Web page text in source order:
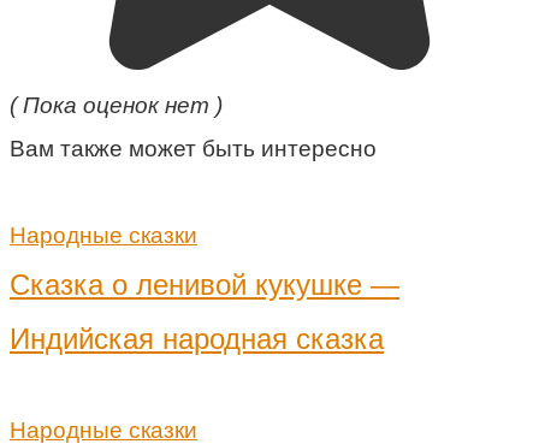
( Пока оценок нет )
Вам также может быть интересно
Народные сказки
Сказка о ленивой кукушке —
Индийская народная сказка
Народные сказки